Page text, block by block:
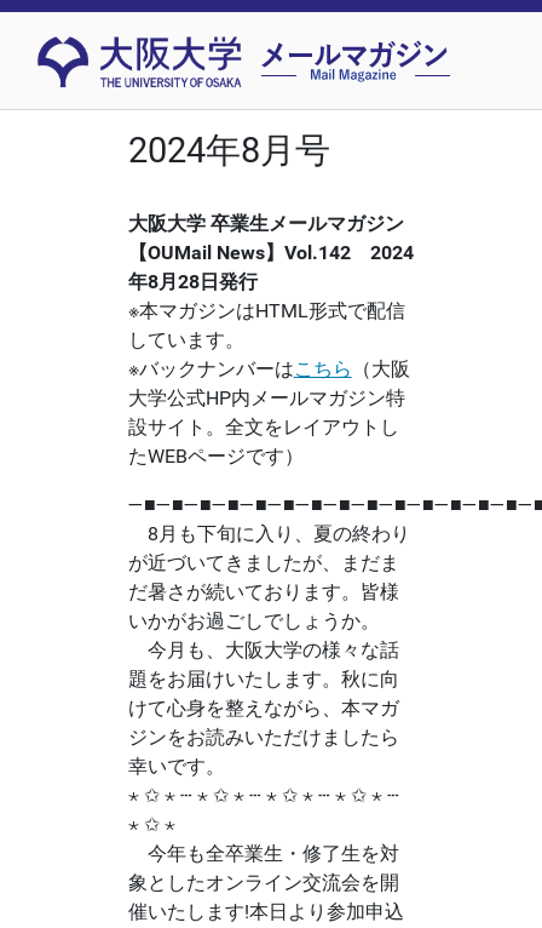
2024年8月号
大阪大学 卒業生メールマガジン
【OUMail News】Vol.142 2024
年8月28日発行
※本マガジンはHTML形式で配信
しています。
※バックナンバーはこちら （大阪
大学公式HP内メールマガジン特
設サイト。全文をレイアウトし
たWEBページです）
8月も下旬に入り、夏の終わり
が近づいてきましたが、まだま
だ暑さが続いております。皆様
いかがお過ごしでしょうか。
今月も、大阪大学の様々な話
題をお届けいたします。秋に向
けて心身を整えながら、本マガ
ジンをお読みいただけましたら
幸いです。
⋆ ✩ ⋆ ┄ ⋆ ✩ ⋆ ┄ ⋆ ✩ ⋆ ┄ ⋆ ✩ ⋆ ┄
⋆ ✩ ⋆
今年も全卒業生・修了生を対
象としたオンライン交流会を開
催いたします!本日より参加申込